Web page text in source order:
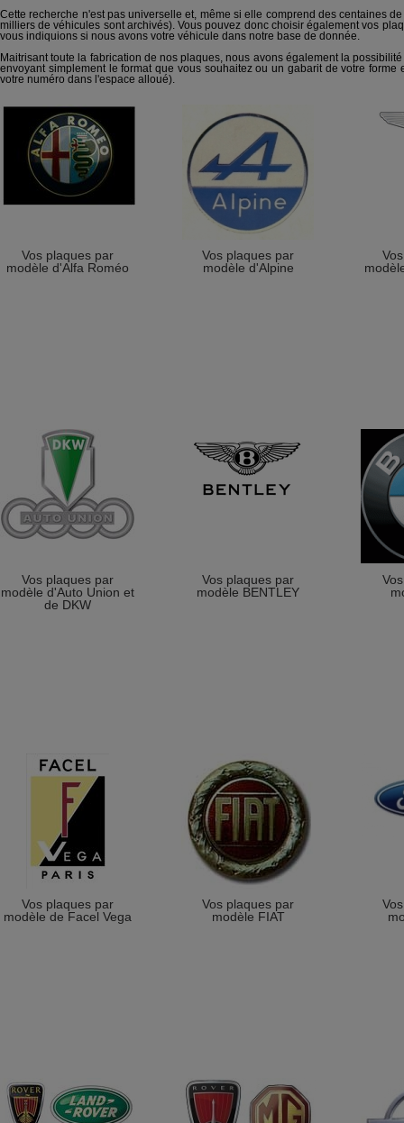
Cette recherche n'est pas universelle et, même si elle comprend des centaines
milliers de véhicules sont archivés). Vous pouvez donc choisir également vos
vous indiquions si nous avons votre véhicule dans notre base de donnée.
Maitrisant toute la fabrication de nos plaques, nous avons également la
envoyant simplement le format que vous souhaitez ou un gabarit de votre
votre numéro dans l'espace alloué).
Vos plaques par
modèle d'Alfa Roméo
Vos plaques par
modèle d'Alpine
Vos plaques par
modèle d'Auto Union et
de DKW
Vos plaques par
modèle BENTLEY
Vos plaques par
modèle de Facel Vega
Vos plaques par
modèle FIAT